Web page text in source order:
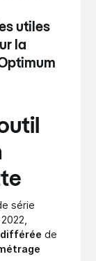
utiles
la
série
de